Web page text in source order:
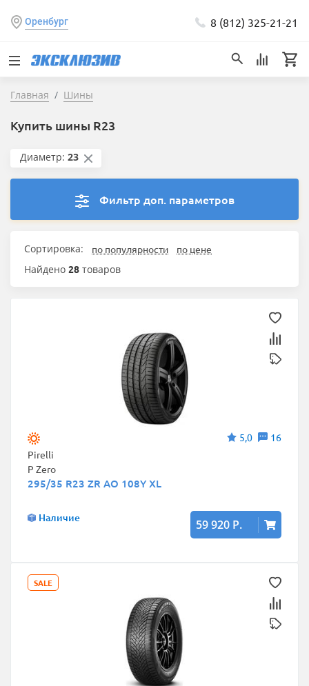
Оренбург 8 (812) 325-21-21
Главная Шины
Купить шины R23
Диаметр: 23
Фильтр доп. параметров
Сортировка: по популярности по цене
Найдено 28 товаров
5,0
16
Pirelli
P Zero
295/35 R23 ZR AO 108Y XL
Наличие 59 920 Р.
SALE